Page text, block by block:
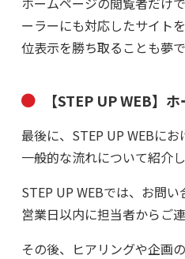
ーラーにも対応したサイト
位表示を勝ち取ることも夢
【STEP UP WEB】
最後に、STEP UP WEBに
一般的な流れについて紹介
STEP UP WEBでは、お問
営業日以内に担当者からご
その後、ヒアリングや企画